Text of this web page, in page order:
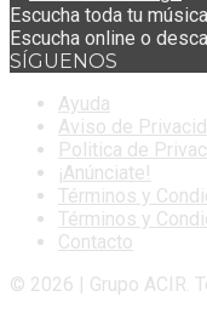
Escucha toda tu
Escucha online o
SÍGUENOS
Ayuda
Aviso de
Politica de
¡Anúnciate!
Términos y
Términos y
Contacto
© 2026 | Grupo ACIR.